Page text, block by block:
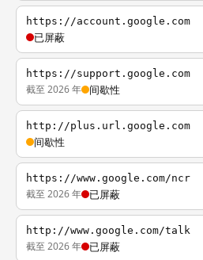
https://account.google.com
已屏蔽
https://support.google.com
截至 2026 年 间歇性
http://plus.url.google.com
间歇性
https://www.google.com/ncr
截至 2026 年 已屏蔽
http://www.google.com/talk
截至 2026 年 已屏蔽